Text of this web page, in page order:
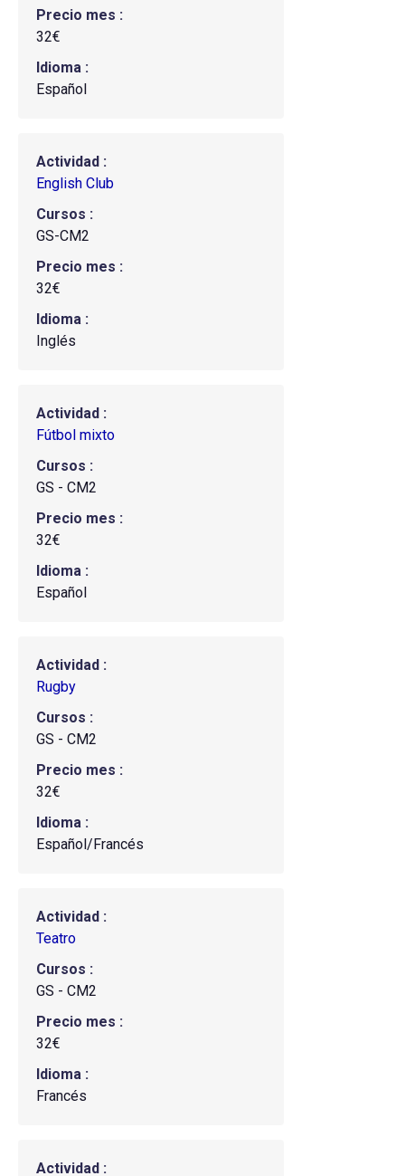
Precio mes
32€
Idioma
Español
Actividad
English Club
Cursos
GS-CM2
Precio mes
32€
Idioma
Inglés
Actividad
Fútbol mixto
Cursos
GS - CM2
Precio mes
32€
Idioma
Español
Actividad
Rugby
Cursos
GS - CM2
Precio mes
32€
Idioma
Español/Francés
Actividad
Teatro
Cursos
GS - CM2
Precio mes
32€
Idioma
Francés
Actividad